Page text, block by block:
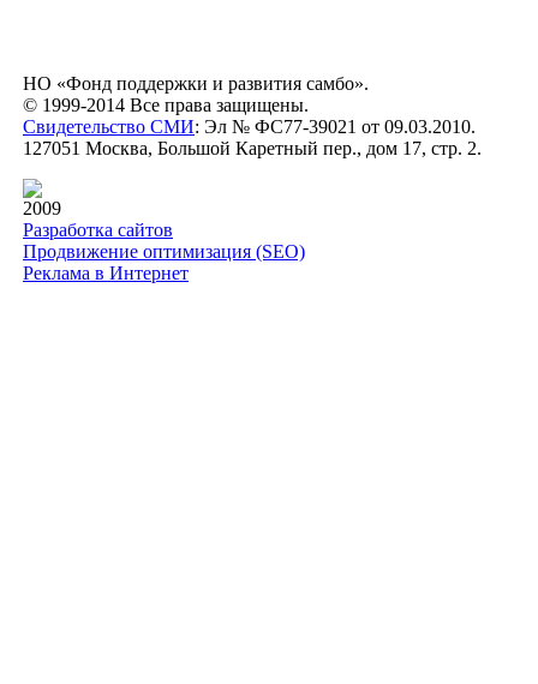
НО «Фонд поддержки и развития самбо».
© 1999-2014 Все права защищены.
Свидетельство СМИ: Эл № ФС77-39021 от 09.03.2010.
127051 Москва, Большой Каретный пер., дом 17, стр. 2.
2009
Разработка сайтов
Продвижение оптимизация (SEO)
Реклама в Интернет